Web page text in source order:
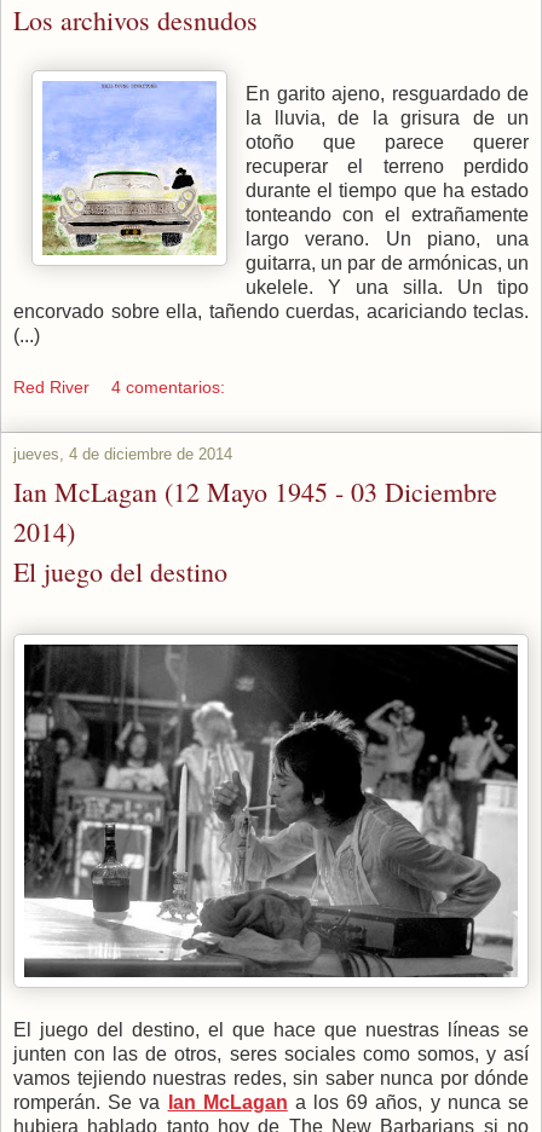
Los archivos desnudos
En garito ajeno, resguardado de
la lluvia, de la grisura de un
otoño que parece querer
recuperar el terreno perdido
durante el tiempo que ha estado
tonteando con el extrañamente
largo verano. Un piano, una
guitarra, un par de armónicas, un
ukelele. Y una silla. Un tipo
encorvado sobre ella, tañendo cuerdas, acariciando teclas.
(...)
Red River 4 comentarios:
jueves, 4 de diciembre de 2014
Ian McLagan (12 Mayo 1945 - 03 Diciembre
2014)
El juego del destino
El juego del destino, el que hace que nuestras líneas se
junten con las de otros, seres sociales como somos, y así
vamos tejiendo nuestras redes, sin saber nunca por dónde
romperán. Se va
Ian McLagan a los 69 años, y nunca se
hubiera hablado tanto hoy de The New Barbarians si no